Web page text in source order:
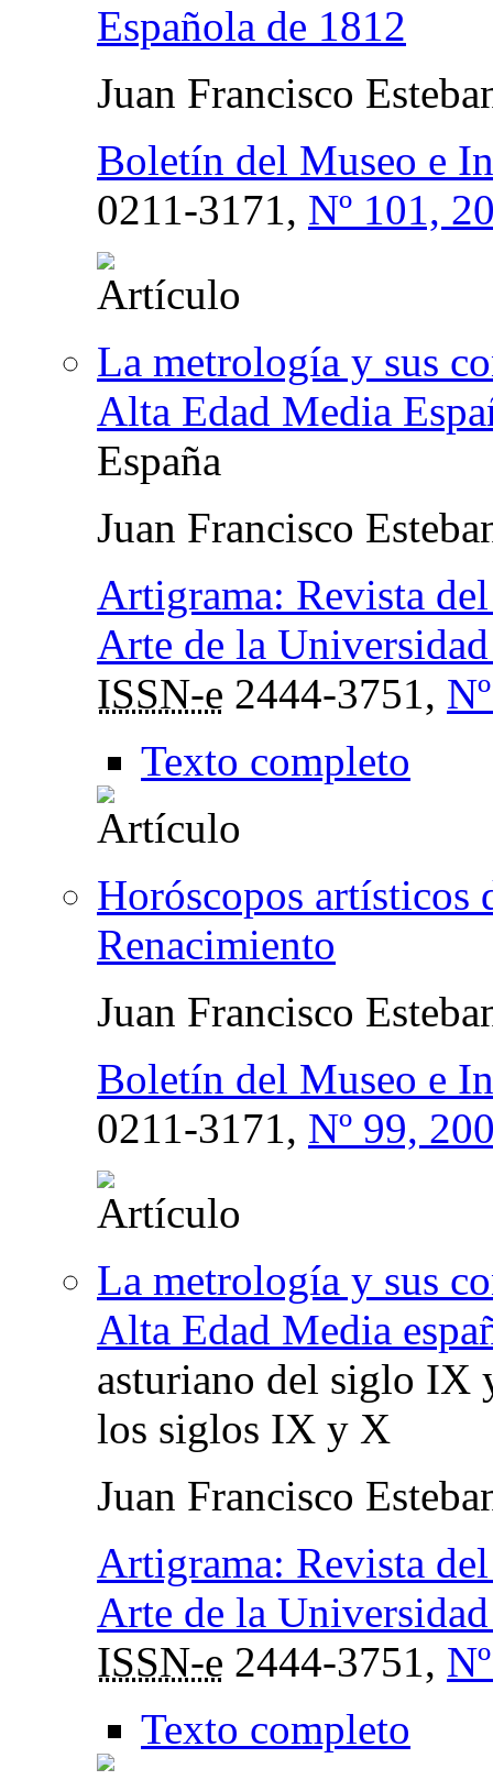
Española de 1812
Juan Francisco
Boletín del Museo e
0211-3171, Nº 101,
La metrología y sus
Alta Edad Media
España
Juan Francisco
Artigrama: Revista
Arte de la
ISSN-e 2444-3751,
Texto completo
Horóscopos artísticos
Renacimiento
Juan Francisco
Boletín del Museo e
0211-3171, Nº 99,
La metrología y sus
Alta Edad Media
asturiano del siglo IX
los siglos IX y X
Juan Francisco
Artigrama: Revista
Arte de la
ISSN-e 2444-3751,
Texto completo